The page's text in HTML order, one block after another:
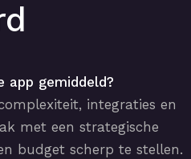
app gemiddeld?
integraties en
met een strategische
budget scherp te stellen.